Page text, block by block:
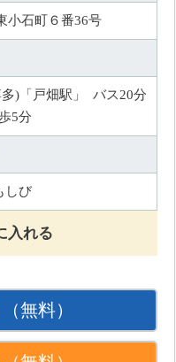
小石町６番36号
)「戸畑駅」 バス20分
5分
しび
入れる
（無料）